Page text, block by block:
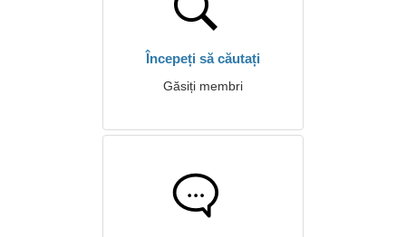
Începeți să căutați
Găsiți membri